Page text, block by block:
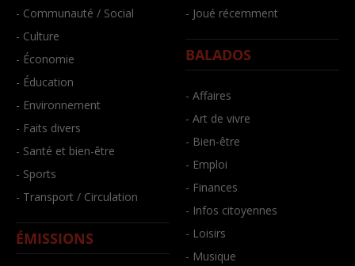
- Communauté / Social
- Culture
- Économie
- Éducation
- Environnement
- Faits divers
- Santé et bien-être
- Sports
- Transport / Circulation
ÉMISSIONS
- Joué récemment
BALADOS
- Affaires
- Art de vivre
- Bien-être
- Emploi
- Finances
- Infos citoyennes
- Loisirs
- Musique